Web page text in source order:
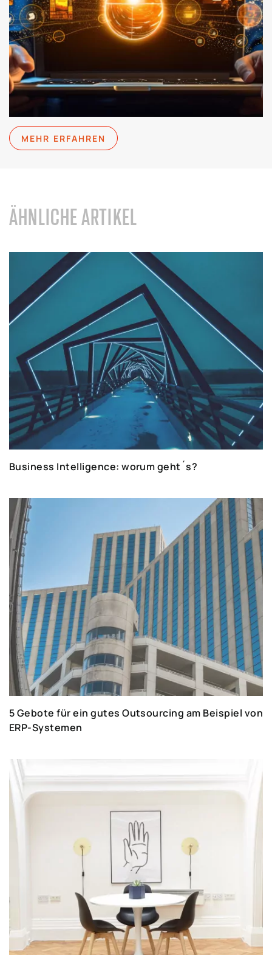
MEHR ERFAHREN
ÄHNLICHE ARTIKEL
Business Intelligence: worum geht´s?
5 Gebote für ein gutes Outsourcing am Beispiel von
ERP-Systemen